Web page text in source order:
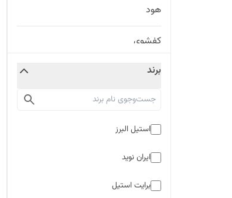
هود
کفشوی
حوله خشک کن
فن کویل
برند
استیل البرز
ایران نوید
برایت استیل